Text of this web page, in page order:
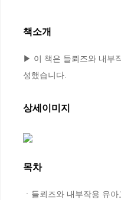
책소개
▶ 이 책은 들뢰즈와 내부
성했습니다.
상세이미지
목차
ㆍ들뢰즈와 내부작용 유